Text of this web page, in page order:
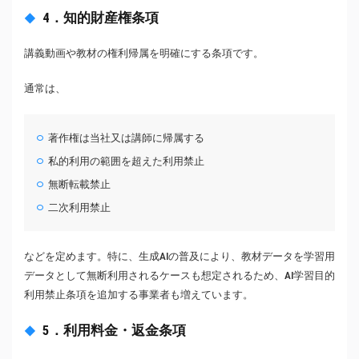
4．知的財産権条項
講義動画や教材の権利帰属を明確にする条項です。
通常は、
著作権は当社又は講師に帰属する
私的利用の範囲を超えた利用禁止
無断転載禁止
二次利用禁止
などを定めます。特に、生成AIの普及により、教材データを学習用
データとして無断利用されるケースも想定されるため、AI学習目的
利用禁止条項を追加する事業者も増えています。
5．利用料金・返金条項